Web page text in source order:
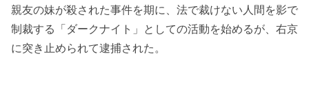
親友の妹が殺された事件を期に、法で裁けない人間を影で
制裁する「ダークナイト」としての活動を始めるが、右京
に突き止められて逮捕された。